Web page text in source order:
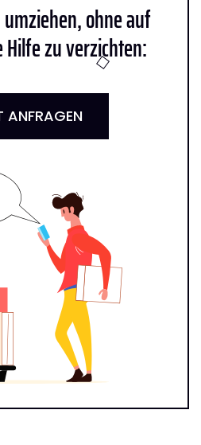
ohne auf
zu verzichten:
ANFRAGEN